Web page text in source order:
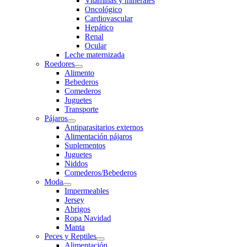
Oncológico
Cardiovascular
Hepático
Renal
Ocular
Leche maternizada
Roedores
Alimento
Bebederos
Comederos
Juguetes
Transporte
Pájaros
Antiparasitarios externos
Alimentación pájaros
Suplementos
Juguetes
Niddos
Comederos/Bebederos
Moda
Impermeables
Jersey
Abrigos
Ropa Navidad
Manta
Peces y Reptiles
Alimentación